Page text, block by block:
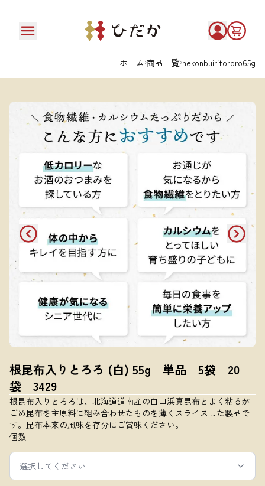
ホーム 商品一覧 nekonbuiritororo65g
根昆布入りとろろ (白) 55g 単品 5袋 20
袋 3429
根昆布入りとろろは、北海道道南産の白口浜真昆布とよく粘るが
ごめ昆布を主原料に組み合わせたものを薄くスライスした製品で
す。昆布本来の風味を存分にご賞味ください。
個数
選択してください